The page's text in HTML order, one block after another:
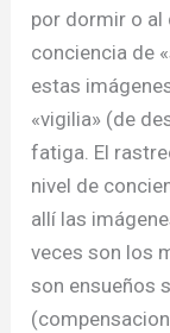
por dormir o al
conciencia de
estas
«vigilia» (de
fatiga. El
nivel de
allí las
veces son los
son ensueños